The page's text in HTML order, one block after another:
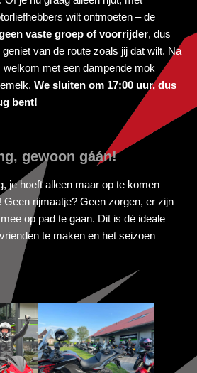
wilt ontmoeten – de
vaste groep of voorrijder, dus
van de route zoals jij dat wilt. Na
met een dampende mok
We sluiten om 17:00 uur, dus
bent!
gewoon gáán!
je hoeft alleen maar op te komen
Geen rijmaatje? Geen zorgen, er zijn
op pad te gaan. Dit is dé ideale
te maken en het seizoen